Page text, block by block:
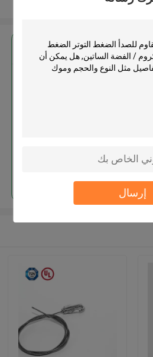
إرسال
افضل سعر ل
المقاوم للصدأ الضغط التوتر